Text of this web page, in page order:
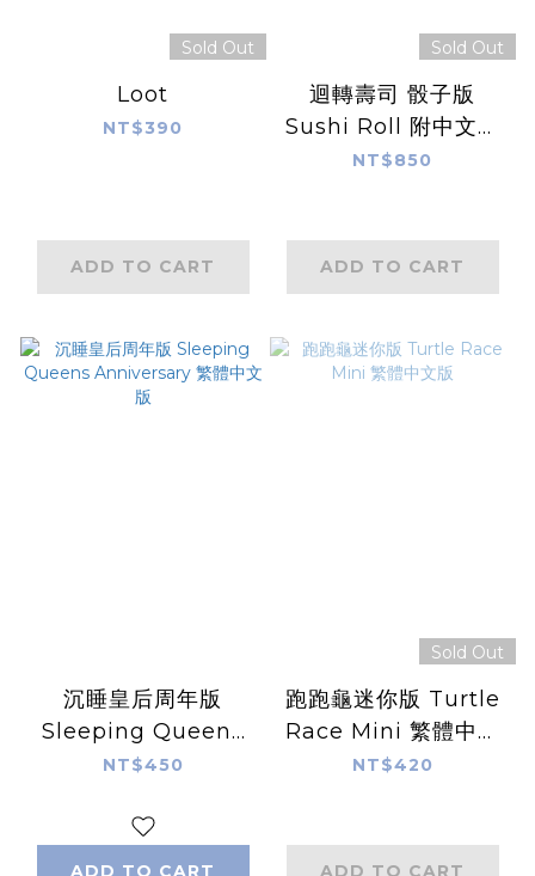
Sold Out
Loot
NT$390
ADD TO CART
Sold Out
迴轉壽司 骰子版
Sushi Roll 附中文說
明書
NT$850
ADD TO CART
沉睡皇后周年版
Sleeping Queens
Anniversary 繁體中
NT$450
ADD TO CART
Sold Out
跑跑龜迷你版 Turtle
Race Mini 繁體中文
版
NT$420
ADD TO CART